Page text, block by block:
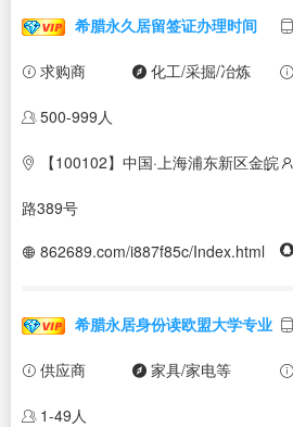
希腊永久居留签证办理时间
求购商 化工/采掘/冶炼
500-999人
【100102】中国·上海浦东新区金皖
路389号
862689.com/i887f85c/Index.html
希腊永居身份读欧盟大学专业
供应商 家具/家电等
1-49人